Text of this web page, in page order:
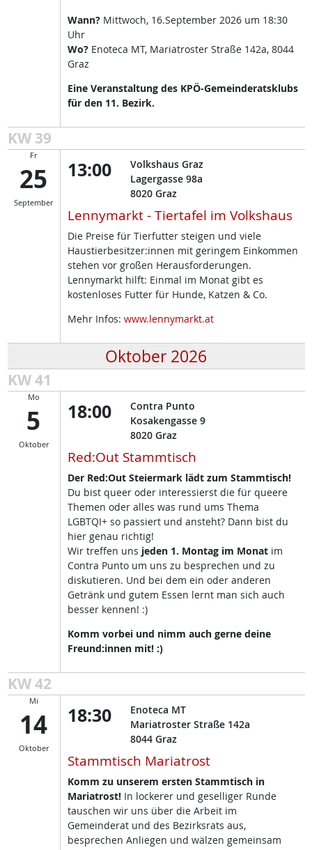
Wann?Mittwoch, 16.September 2026 um 18:30
Uhr
Wo?Enoteca MT, Mariatroster Straße 142a, 8044
Graz
Eine Veranstaltung des KPÖ-Gemeinderatsklubs
für den 11. Bezirk.
KW 39
Fr
25
September
13:00
Volkshaus Graz
Lagergasse 98a
8020 Graz
Lennymarkt - Tiertafel im Volkshaus
Die Preise für Tierfutter steigen und viele
Haustierbesitzer:innen mit geringem Einkommen
stehen vor großen Herausforderungen.
Lennymarkt hilft: Einmal im Monat gibt es
kostenloses Futter für Hunde, Katzen & Co.
Mehr Infos: www.lennymarkt.at
Oktober 2026
KW 41
Mo
5
Oktober
18:00
Contra Punto
Kosakengasse 9
8020 Graz
Red:Out Stammtisch
Der Red:Out Steiermark lädt zum Stammtisch!
Du bist queer oder interessierst die für queere
Themen oder alles was rund ums Thema
LGBTQI+ so passiert und ansteht? Dann bist du
hier genau richtig!
Wir treffen uns jeden 1. Montag im Monatim
Contra Punto um uns zu besprechen und zu
diskutieren. Und bei dem ein oder anderen
Getränk und gutem Essen lernt man sich auch
besser kennen! :)
Komm vorbei und nimm auch gerne deine
Freund:innen mit! :)
KW 42
Mi
14
Oktober
18:30
Enoteca MT
Mariatroster Straße 142a
8044 Graz
Stammtisch Mariatrost
Komm zu unserem ersten Stammtisch in
Mariatrost! In lockerer und geselliger Runde
tauschen wir uns über die Arbeit im
Gemeinderat und des Bezirksrats aus,
besprechen Anliegen und wälzen gemeinsam